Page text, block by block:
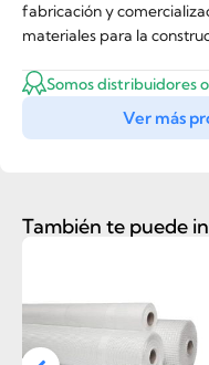
fabricación y
materiales para la
Somos distribuidores
Ver más
También te puede